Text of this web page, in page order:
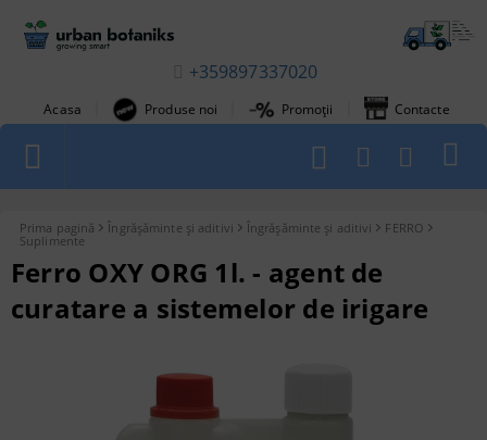
+359897337020
Acasa Produse noi Promoții Contacte
1
Prima pagină Îngrășăminte și aditivi Îngrășăminte și aditivi
FERRO
Suplimente
Ferro OXY ORG 1l. - agent de
curatare a sistemelor de irigare